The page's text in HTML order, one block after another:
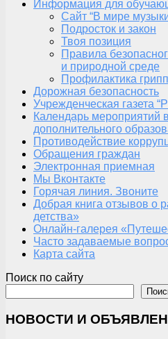
Информация для
Сайт “В мире
Подросток и закон
Твоя позиция
Правила
и природной среде
Профилактика
Дорожная безопасность
Учрежденческая газета
Календарь мероприятий
дополнительного
Противодействие
Обращения граждан
Электронная приемная
Мы Вконтакте
Горячая линия. Звоните
Добрая книга отзывов о
детства»
Онлайн-галерея
Часто задаваемые
Карта сайта
Поиск по сайту
НОВОСТИ И